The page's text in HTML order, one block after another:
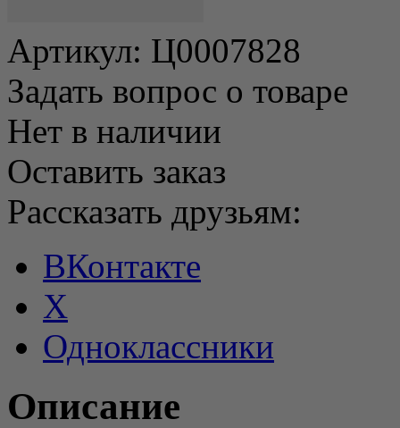
Артикул: Ц0007828
Задать вопрос о товаре
Нет в наличии
Оставить заказ
Рассказать друзьям:
ВКонтакте
X
Одноклассники
Описание